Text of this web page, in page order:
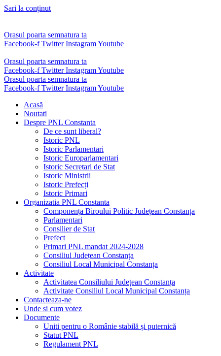
Sari la conținut
Orasul poarta semnatura ta
Facebook-f Twitter InstagramYoutube
Orasul poarta semnatura ta
Facebook-f Twitter InstagramYoutube
Orasul poarta semnatura ta
Facebook-f Twitter InstagramYoutube
Acasă
Noutati
Despre PNL Constanta
De ce sunt liberal?
Istoric PNL
Istoric Parlamentari
Istoric Europarlamentari
Istoric Secretari de Stat
Istoric Ministrii
Istoric Prefecți
Istoric Primari
Organizatia PNL Constanta
Componența Biroului Politic Județean Constanța
Parlamentari
Consilier de Stat
Prefect
Primari PNL mandat 2024-2028
Consiliul Județean Constanța
Consiliul Local Municipal Constanța
Activitate
Activitatea Consiliului Județean Constanța
Activitate Consiliul Local Municipal Constanța
Contacteaza-ne
Unde si cum votez
Documente
Uniti pentru o Românie stabilă și puternică
Statut PNL
Regulament PNL